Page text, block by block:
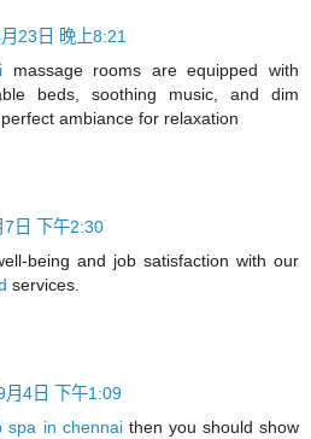
23日 晚上8:21
massage rooms are equipped with
beds, soothing music, and dim
ambiance for relaxation
7日 下午2:30
being and job satisfaction with our
services.
月4日 下午1:09
spa in chennaithen you should show